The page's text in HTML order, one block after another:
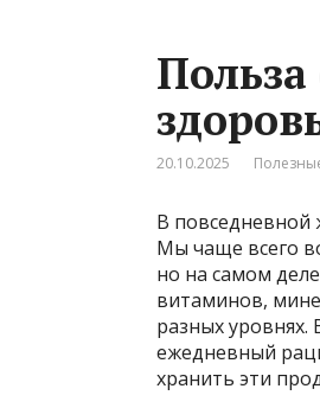
20.10.2025
В повседневной
Мы чаще всего
но на самом
витаминов,
разных
ежедневный
хранить эти